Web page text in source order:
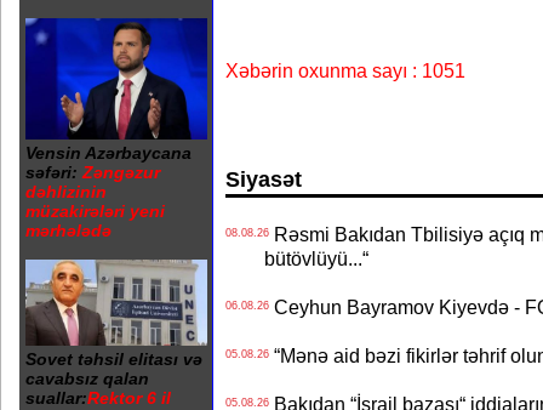
Vensin Azərbaycana
səfəri: Zəngəzur
dəhlizinin
müzakirələri yeni
mərhələdə
Sovet təhsil elitası və
cavabsız qalan
suallar:Rektor 6 il
Xəbərin oxunma sayı : 1051
Siyasət
08.08.26Rəsmi Bakıdan Tbilisiyə açıq
bütövlüyü...“
06.08.26Ceyhun Bayramov Kiyevdə -
05.08.26“Mənə aid bəzi fikirlər təhrif
05.08.26Bakıdan “İsrail bazası“